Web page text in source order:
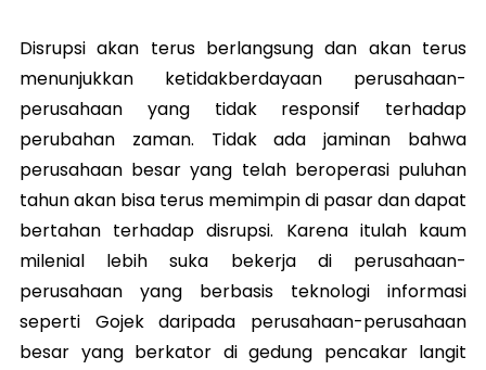
Disrupsi akan terus berlangsung dan akan terus
menunjukkan ketidakberdayaan perusahaan-
perusahaan yang tidak responsif terhadap
perubahan zaman. Tidak ada jaminan bahwa
perusahaan besar yang telah beroperasi puluhan
tahun akan bisa terus memimpin di pasar dan dapat
bertahan terhadap disrupsi. Karena itulah kaum
milenial lebih suka bekerja di perusahaan-
perusahaan yang berbasis teknologi informasi
seperti Gojek daripada perusahaan-perusahaan
besar yang berkator di gedung pencakar langit